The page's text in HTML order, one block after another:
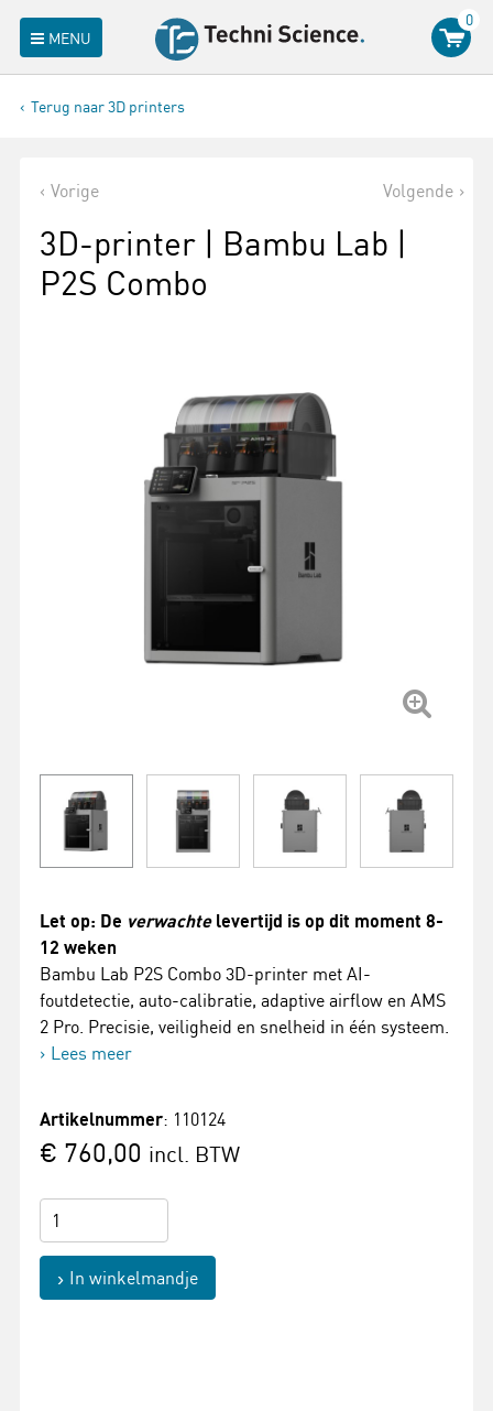
MENU
0
Terug naar 3D printers
Vorige Volgende
3D-printer | Bambu Lab |
P2S Combo
Let op: De verwachtelevertijd is op dit moment 8-
12 weken
Bambu Lab P2S Combo 3D-printer met AI-
foutdetectie, auto-calibratie, adaptive airflow en AMS
2 Pro. Precisie, veiligheid en snelheid in één systeem.
Lees meer
Artikelnummer: 110124
€ 760,00 incl. BTW
In winkelmandje